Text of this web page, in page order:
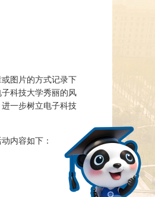
图片的方式记录下
科技大学秀丽的风
一步树立电子科技
内容如下：